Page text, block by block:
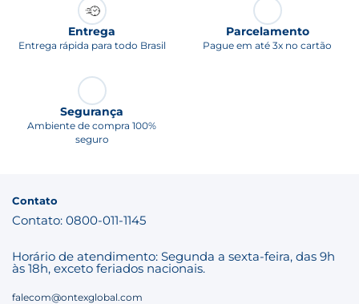
Entrega
Entrega rápida para todo Brasil
Parcelamento
Pague em até 3x no cartão
Segurança
Ambiente de compra 100%
seguro
Contato
Contato: 0800-011-1145
Horário de atendimento: Segunda a sexta-feira, das 9h
às 18h, exceto feriados nacionais.
falecom@ontexglobal.com